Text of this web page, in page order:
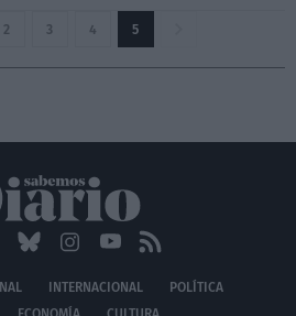
2 3 4 5
INTERNACIONAL
POLÍTICA